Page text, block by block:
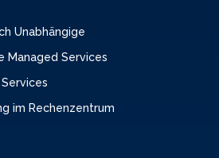
Unabhängige
Managed Services
im Rechenzentrum